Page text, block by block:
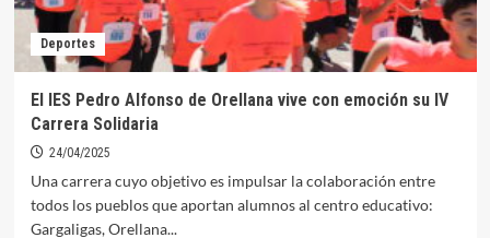
Periurbanos
de
Prevención
de
Deportes
El IES Pedro Alfonso de Orellana vive con emoción su IV
Carrera Solidaria
24/04/2025
Una carrera cuyo objetivo es impulsar la colaboración entre
todos los pueblos que aportan alumnos al centro educativo:
Gargaligas, Orellana...